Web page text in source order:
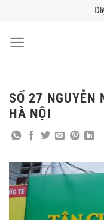
nội
SỐ 27 NGUYỄN
HÀ NỘI